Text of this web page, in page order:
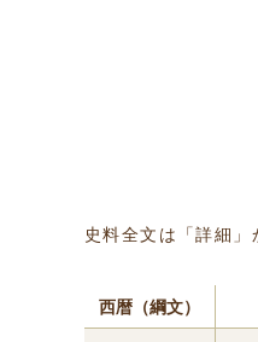
史料全文は「詳細
西暦（綱文）